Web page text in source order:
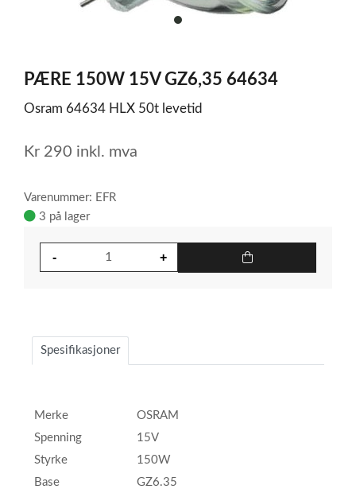
item
of
1
PÆRE 150W 15V GZ6,35 64634
Osram 64634 HLX 50t levetid
Kr 290 inkl. mva
Varenummer: EFR
3 på lager
Spesifikasjoner
Merke
OSRAM
Spenning
15V
Styrke
150W
Base
GZ6.35